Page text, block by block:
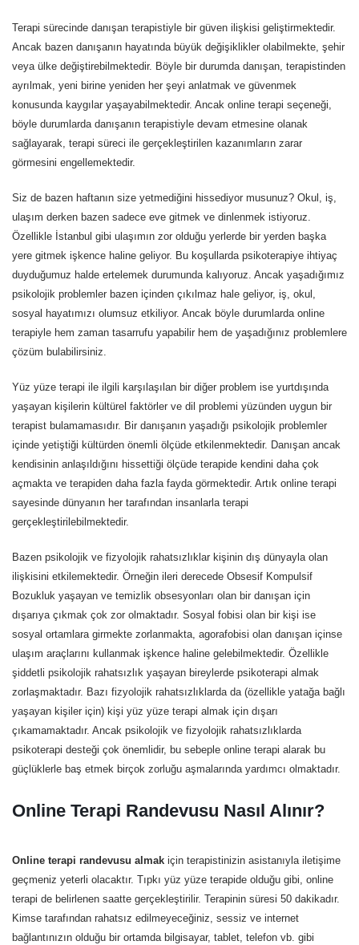
Terapi sürecinde danışan terapistiyle bir güven ilişkisi geliştirmektedir.
Ancak bazen danışanın hayatında büyük değişiklikler olabilmekte, şehir
veya ülke değiştirebilmektedir. Böyle bir durumda danışan, terapistinden
ayrılmak, yeni birine yeniden her şeyi anlatmak ve güvenmek
konusunda kaygılar yaşayabilmektedir. Ancak online terapi seçeneği,
böyle durumlarda danışanın terapistiyle devam etmesine olanak
sağlayarak, terapi süreci ile gerçekleştirilen kazanımların zarar
görmesini engellemektedir.
Siz de bazen haftanın size yetmediğini hissediyor musunuz? Okul, iş,
ulaşım derken bazen sadece eve gitmek ve dinlenmek istiyoruz.
Özellikle İstanbul gibi ulaşımın zor olduğu yerlerde bir yerden başka
yere gitmek işkence haline geliyor. Bu koşullarda psikoterapiye ihtiyaç
duyduğumuz halde ertelemek durumunda kalıyoruz. Ancak yaşadığımız
psikolojik problemler bazen içinden çıkılmaz hale geliyor, iş, okul,
sosyal hayatımızı olumsuz etkiliyor. Ancak böyle durumlarda online
terapiyle hem zaman tasarrufu yapabilir hem de yaşadığınız problemlere
çözüm bulabilirsiniz.
Yüz yüze terapi ile ilgili karşılaşılan bir diğer problem ise yurtdışında
yaşayan kişilerin kültürel faktörler ve dil problemi yüzünden uygun bir
terapist bulamamasıdır. Bir danışanın yaşadığı psikolojik problemler
içinde yetiştiği kültürden önemli ölçüde etkilenmektedir. Danışan ancak
kendisinin anlaşıldığını hissettiği ölçüde terapide kendini daha çok
açmakta ve terapiden daha fazla fayda görmektedir. Artık online terapi
sayesinde dünyanın her tarafından insanlarla terapi
gerçekleştirilebilmektedir.
Bazen psikolojik ve fizyolojik rahatsızlıklar kişinin dış dünyayla olan
ilişkisini etkilemektedir. Örneğin ileri derecede Obsesif Kompulsif
Bozukluk yaşayan ve temizlik obsesyonları olan bir danışan için
dışarıya çıkmak çok zor olmaktadır. Sosyal fobisi olan bir kişi ise
sosyal ortamlara girmekte zorlanmakta, agorafobisi olan danışan içinse
ulaşım araçlarını kullanmak işkence haline gelebilmektedir. Özellikle
şiddetli psikolojik rahatsızlık yaşayan bireylerde psikoterapi almak
zorlaşmaktadır. Bazı fizyolojik rahatsızlıklarda da (özellikle yatağa bağlı
yaşayan kişiler için) kişi yüz yüze terapi almak için dışarı
çıkamamaktadır. Ancak psikolojik ve fizyolojik rahatsızlıklarda
psikoterapi desteği çok önemlidir, bu sebeple online terapi alarak bu
güçlüklerle baş etmek birçok zorluğu aşmalarında yardımcı olmaktadır.
Online Terapi Randevusu Nasıl Alınır?
Online terapi randevusu almak için terapistinizin asistanıyla iletişime
geçmeniz yeterli olacaktır. Tıpkı yüz yüze terapide olduğu gibi, online
terapi de belirlenen saatte gerçekleştirilir. Terapinin süresi 50 dakikadır.
Kimse tarafından rahatsız edilmeyeceğiniz, sessiz ve internet
bağlantınızın olduğu bir ortamda bilgisayar, tablet, telefon vb. gibi